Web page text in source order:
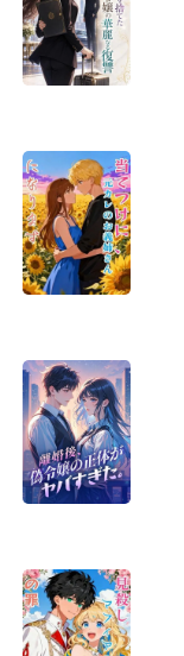
マフィア
月ランキング